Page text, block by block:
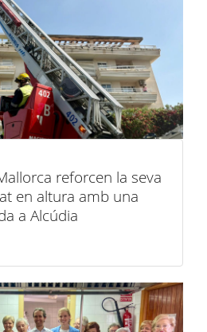
reforcen la seva
en altura amb una
a Alcúdia